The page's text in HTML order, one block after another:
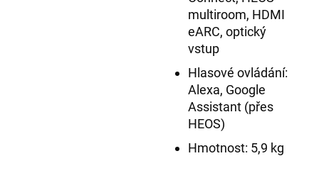
multiroom, HDMI
eARC, optický
vstup
Hlasové ovládání:
Alexa, Google
Assistant (přes
HEOS)
Hmotnost: 5,9 kg